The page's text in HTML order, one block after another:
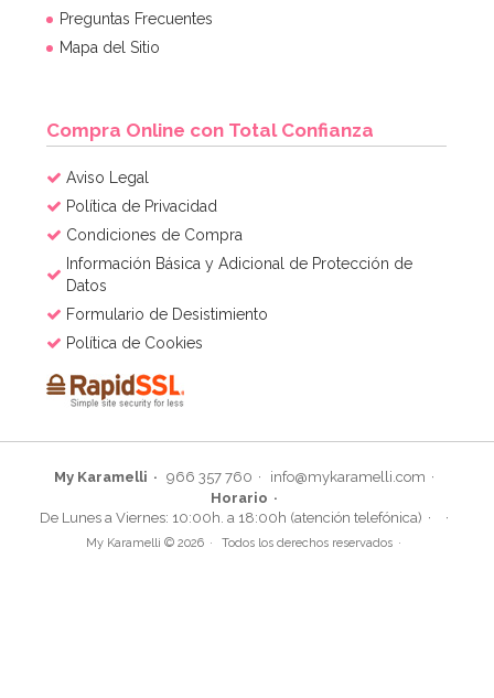
Preguntas Frecuentes
Mapa del Sitio
Compra Online con Total Confianza
Aviso Legal
Política de Privacidad
Condiciones de Compra
Información Básica y Adicional de Protección de
Datos
Formulario de Desistimiento
Política de Cookies
My Karamelli 966 357 760
info@mykaramelli.com
Horario
De Lunes a Viernes: 10:00h. a 18:00h (atención telefónica)
My Karamelli © 2026 Todos los derechos reservados